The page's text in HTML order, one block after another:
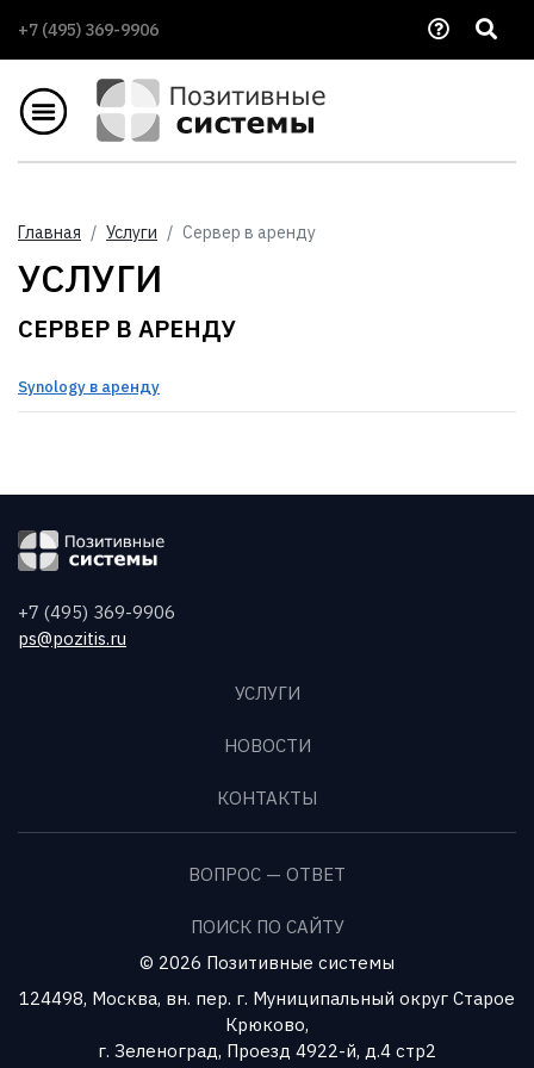
+7 (495) 369-9906
Главная Услуги Сервер в аренду
УСЛУГИ
СЕРВЕР В АРЕНДУ
Synology в аренду
+7 (495) 369-9906
ps@pozitis.ru
УСЛУГИ
НОВОСТИ
КОНТАКТЫ
ВОПРОС — ОТВЕТ
ПОИСК ПО САЙТУ
© 2026 Позитивные системы
124498, Москва, вн. пер. г. Муниципальный округ Старое
Крюково,
г. Зеленоград, Проезд 4922-й, д.4 стр2